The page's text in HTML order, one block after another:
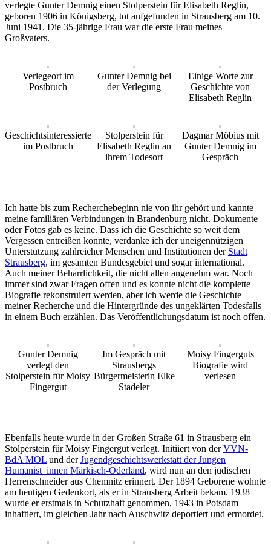
verlegte Gunter Demnig einen Stolperstein für Elisabeth Reglin,
geboren 1906 in Königsberg, tot aufgefunden in Strausberg am 10.
Juni 1941. Die 35-jährige Frau war die erste Frau meines
Großvaters.
Verlegeort im
Postbruch
Gunter Demnig bei
der Verlegung
Einige Worte zur
Geschichte von
Elisabeth Reglin
Geschichtsinteressierte
im Postbruch
Stolperstein für
Elisabeth Reglin an
ihrem Todesort
Dagmar Möbius mit
Gunter Demnig im
Gespräch
Ich hatte bis zum Recherchebeginn nie von ihr gehört und kannte
meine familiären Verbindungen in Brandenburg nicht. Dokumente
oder Fotos gab es keine. Dass ich die Geschichte so weit dem
Vergessen entreißen konnte, verdanke ich der uneigennützigen
Unterstützung zahlreicher Menschen und Institutionen der Stadt
Strausberg, im gesamten Bundesgebiet und sogar international.
Auch meiner Beharrlichkeit, die nicht allen angenehm war. Noch
immer sind zwar Fragen offen und es konnte nicht die komplette
Biografie rekonstruiert werden, aber ich werde die Geschichte
meiner Recherche und die Hintergründe des ungeklärten Todesfalls
in einem Buch erzählen. Das Veröffentlichungsdatum ist noch offen.
Gunter Demnig
verlegt den
Stolperstein für Moisy
Fingergut
Im Gespräch mit
Strausbergs
Bürgermeisterin Elke
Stadeler
Moisy Fingerguts
Biografie wird
verlesen
Ebenfalls heute wurde in der Großen Straße 61 in Strausberg ein
Stolperstein für Moisy Fingergut verlegt. Initiiert von derVVN-
BdA MOL und derJugendgeschichtswerkstatt der Jungen
Humanist_innen Märkisch-Oderland, wird nun an den jüdischen
Herrenschneider aus Chemnitz erinnert. Der 1894 Geborene wohnte
am heutigen Gedenkort, als er in Strausberg Arbeit bekam. 1938
wurde er erstmals in Schutzhaft genommen, 1943 in Potsdam
inhaftiert, im gleichen Jahr nach Auschwitz deportiert und ermordet.